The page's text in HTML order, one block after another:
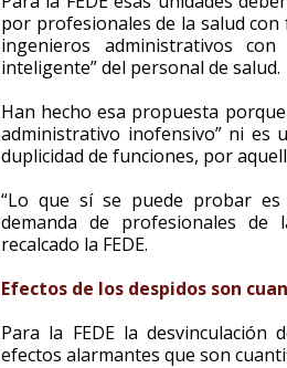
por profesionales de la salud
ingenieros administrativos
inteligente” del personal de salud.
Han hecho esa propuesta
administrativo inofensivo” ni es
duplicidad de funciones, por
“Lo que sí se puede probar es
demanda de profesionales de
recalcado la FEDE.
Efectos de los despidos son
Para la FEDE la desvinculación
efectos alarmantes que son